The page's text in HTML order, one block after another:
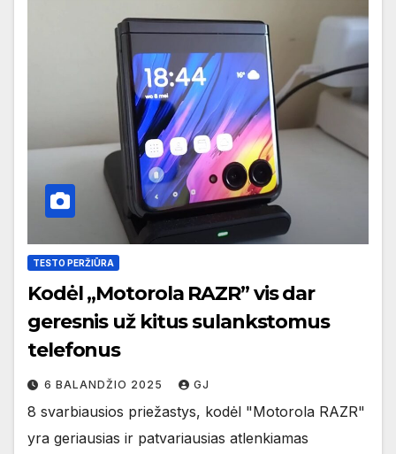
TESTO PERŽIŪRA
Kodėl „Motorola RAZR” vis dar
geresnis už kitus sulankstomus
telefonus
6 BALANDŽIO 2025 GJ
8 svarbiausios priežastys, kodėl "Motorola RAZR"
yra geriausias ir patvariausias atlenkiamas